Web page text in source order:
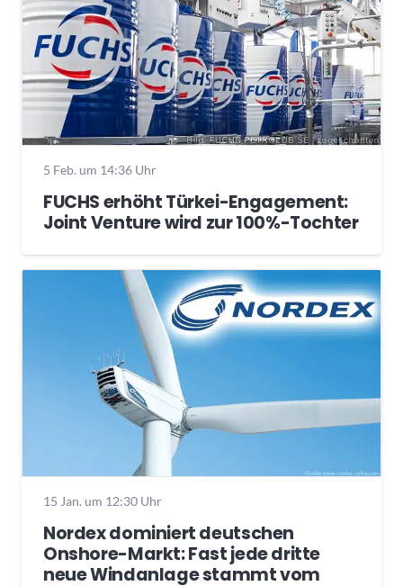
5 Feb. um 14:36 Uhr
FUCHS erhöht Türkei-Engagement:
Joint Venture wird zur 100%-Tochter
15 Jan. um 12:30 Uhr
Nordex dominiert deutschen
Onshore-Markt: Fast jede dritte
neue Windanlage stammt vom